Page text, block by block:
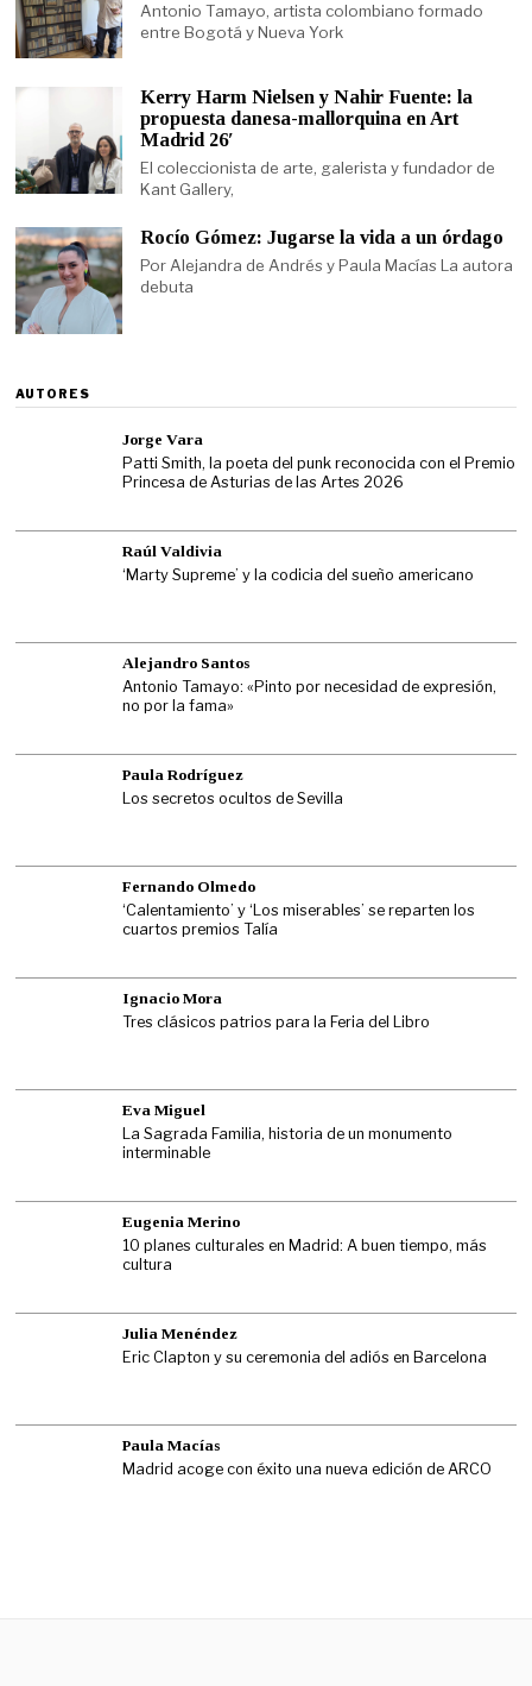
Antonio Tamayo, artista colombiano formado
entre Bogotá y Nueva York
Kerry Harm Nielsen y Nahir Fuente: la
propuesta danesa-mallorquina en Art
Madrid 26′
El coleccionista de arte, galerista y fundador de
Kant Gallery,
Rocío Gómez: Jugarse la vida a un órdago
Por Alejandra de Andrés y Paula Macías La autora
debuta
AUTORES
Jorge Vara
Patti Smith, la poeta del punk reconocida con el Premio
Princesa de Asturias de las Artes 2026
Raúl Valdivia
‘Marty Supreme’ y la codicia del sueño americano
Alejandro Santos
Antonio Tamayo: «Pinto por necesidad de expresión,
no por la fama»
Paula Rodríguez
Los secretos ocultos de Sevilla
Fernando Olmedo
‘Calentamiento’ y ‘Los miserables’ se reparten los
cuartos premios Talía
Ignacio Mora
Tres clásicos patrios para la Feria del Libro
Eva Miguel
La Sagrada Familia, historia de un monumento
interminable
Eugenia Merino
10 planes culturales en Madrid: A buen tiempo, más
cultura
Julia Menéndez
Eric Clapton y su ceremonia del adiós en Barcelona
Paula Macías
Madrid acoge con éxito una nueva edición de ARCO